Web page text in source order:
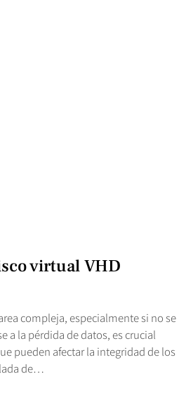
virtual VHD
compleja, especialmente si no se
a la pérdida de datos, es crucial
pueden afectar la integridad de los
de…